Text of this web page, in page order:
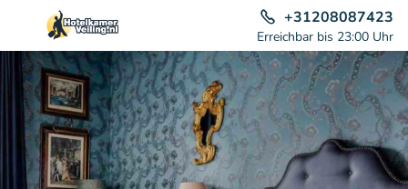
+31208087423
Erreichbar bis 23:00 Uhr